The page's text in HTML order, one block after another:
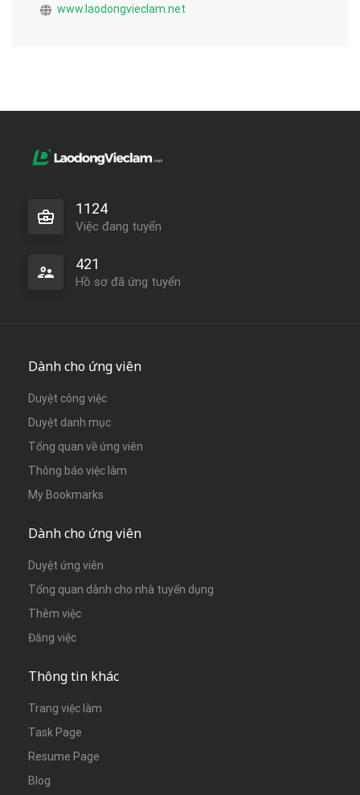
www.laodongvieclam.net
1124
Việc đang tuyển
421
Hồ sơ đã ứng tuyển
Dành cho ứng viên
Duyệt công việc
Duyệt danh mục
Tổng quan về ứng viên
Thông báo việc làm
My Bookmarks
Dành cho ứng viên
Duyệt ứng viên
Tổng quan dành cho nhà tuyển dụng
Thêm việc
Đăng việc
Thông tin khác
Trang việc làm
Task Page
Resume Page
Blog